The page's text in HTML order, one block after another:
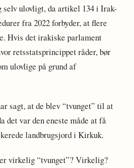
selv ulovligt, da artikel 134 i Irak-
fra 2022 forbyder, at flere
Hvis det irakiske parlament
retsstatsprincippet råder, bør
ulovlige på grund af
sagt, at de blev “tvunget” til at
det var den eneste måde at få
landbrugsjord i Kirkuk.
virkelig “tvunget”? Virkelig?